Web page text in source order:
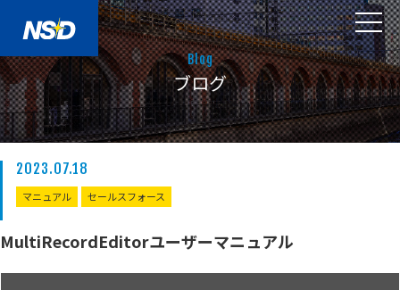
Blog
ブログ
2023.07.18
マニュアル セールスフォース
MultiRecordEditorユーザーマニュアル